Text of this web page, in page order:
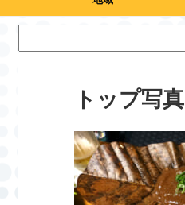
トップ写真